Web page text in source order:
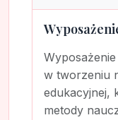
w tworzeniu
edukacyjnej,
metody